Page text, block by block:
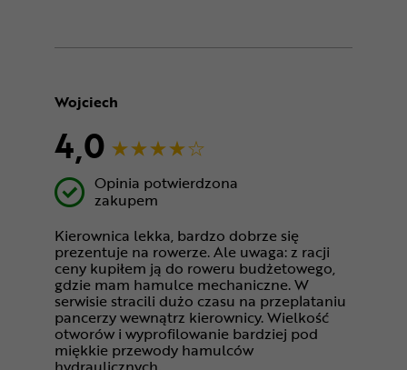
Wojciech
4,0
Opinia potwierdzona
zakupem
Kierownica lekka, bardzo dobrze się
prezentuje na rowerze. Ale uwaga: z racji
ceny kupiłem ją do roweru budżetowego,
gdzie mam hamulce mechaniczne. W
serwisie stracili dużo czasu na przeplataniu
pancerzy wewnątrz kierownicy. Wielkość
otworów i wyprofilowanie bardziej pod
miękkie przewody hamulców